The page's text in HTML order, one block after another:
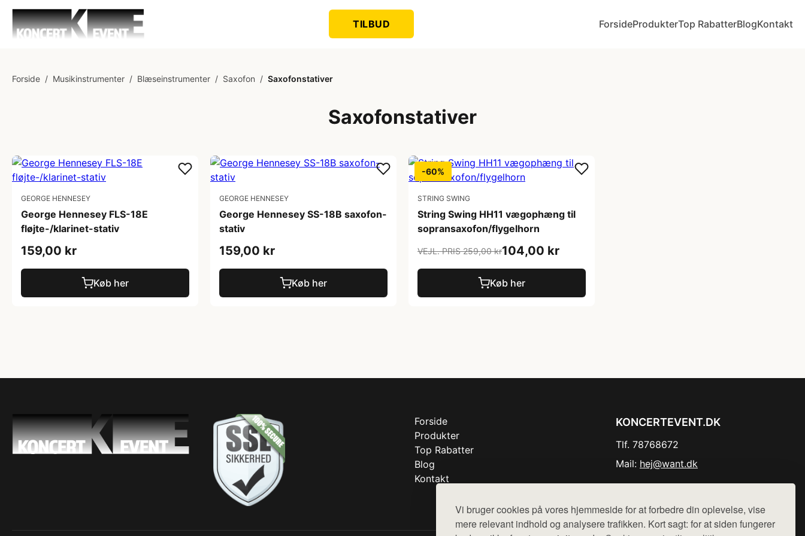
Vi bruger cookies på vores hjemmeside for at forbedre din oplevelse, vise
mere relevant indhold og analysere trafikken. Kort sagt: for at siden fungerer
TILBUD ForsideProdukterTop RabatterBlogKontakt
Forside / Musikinstrumenter / Blæseinstrumenter / Saxofon / Saxofonstativer
Saxofonstativer
GEORGE HENNESEY
George Hennesey FLS-18E
fløjte-/klarinet-stativ
159,00 kr
Køb her
GEORGE HENNESEY
George Hennesey SS-18B saxofon-
stativ
159,00 kr
Køb her
-60%
STRING SWING
String Swing HH11 vægophæng til
sopransaxofon/flygelhorn
VEJL. PRIS 259,00 kr104,00 kr
Køb her
Forside
Produkter
Top Rabatter
Blog
Kontakt
KONCERTEVENT.DK
Tlf. 78768672
Mail: hej@want.dk